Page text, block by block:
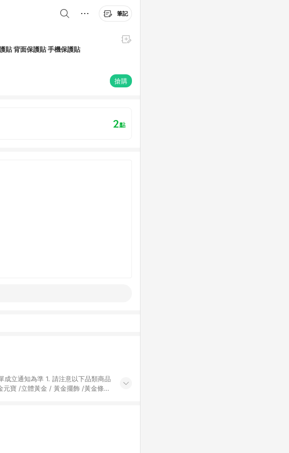
筆記
貼 背面保護貼 手機保護貼
搶購
2點
意以下品類商品
寶 /立體黃金 / 黃金擺飾 /黃金條
店名稱者(指定活動店家除外) 3. 訂